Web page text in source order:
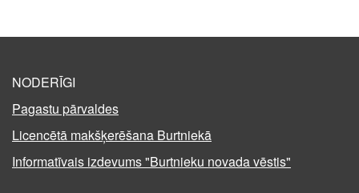
NODERĪGI
Pagastu pārvaldes
Licencētā makšķerēšana Burtniekā
Informatīvais izdevums "Burtnieku novada vēstis"